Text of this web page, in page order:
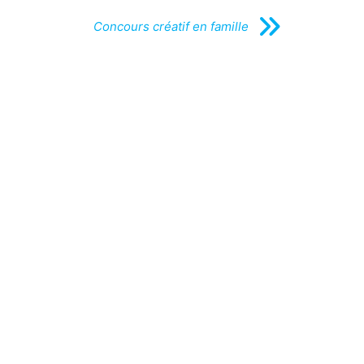
Concours créatif en famille